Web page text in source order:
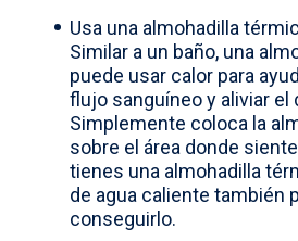
Usa una almohadilla
Similar a un baño, una
puede usar calor para
flujo sanguíneo y aliviar el
Simplemente coloca la
sobre el área donde
tienes una almohadilla
de agua caliente también
conseguirlo.